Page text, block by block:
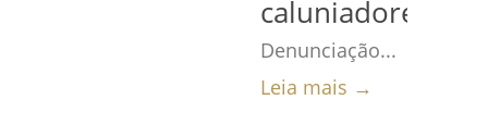
caluniadores
Denunciação...
Leia mais →